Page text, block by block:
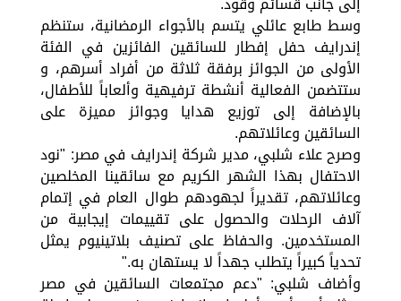
وسط طابع عائلي يتسم بالأجواء الرمضانية، ستنظم
إندرايف حفل إفطار للسائقين الفائزين في الفئة
الأولى من الجوائز برفقة ثلاثة من أفراد أسرهم، و
ستتضمن الفعالية أنشطة ترفيهية وألعاباً للأطفال،
بالإضافة إلى توزيع هدايا وجوائز مميزة على
السائقين وعائلاتهم.
وصرح علاء شلبي، مدير شركة إندرايف في مصر: "نود
الاحتفال بهذا الشهر الكريم مع سائقينا المخلصين
وعائلاتهم، تقديراً لجهودهم طوال العام في إتمام
آلاف الرحلات والحصول على تقييمات إيجابية من
المستخدمين. والحفاظ على تصنيف بلاتينيوم يمثل
تحدياً كبيراً يتطلب جهداً لا يستهان به."
وأضاف شلبي: "دعم مجتمعات السائقين في مصر